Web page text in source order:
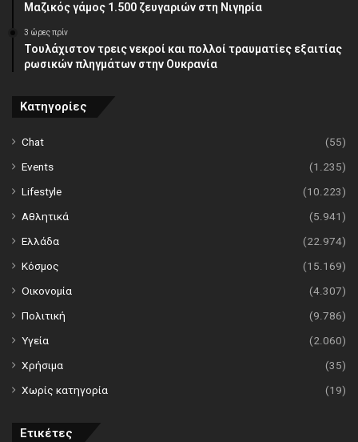
Μαζικός γάμος 1.500 ζευγαριών στη Νιγηρία
3 ώρες πρίν
Τουλάχιστον τρεις νεκροί και πολλοί τραυματίες εξαιτίας
ρωσικών πληγμάτων στην Ουκρανία
Κατηγορίες
Chat
(55)
Events
(1.235)
Lifestyle
(10.223)
Αθλητικά
(5.941)
Ελλάδα
(22.974)
Κόσμος
(15.169)
Οικονομία
(4.307)
Πολιτική
(9.786)
Υγεία
(2.060)
Χρήσιμα
(35)
Χωρίς κατηγορία
(19)
Ετικέτες